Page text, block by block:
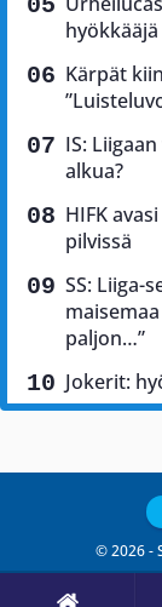
Kärpät
IS:
alkua?
HIFK
pilvissä
SS: Liiga-
paljon…”
Jokerit:
© 2026 -